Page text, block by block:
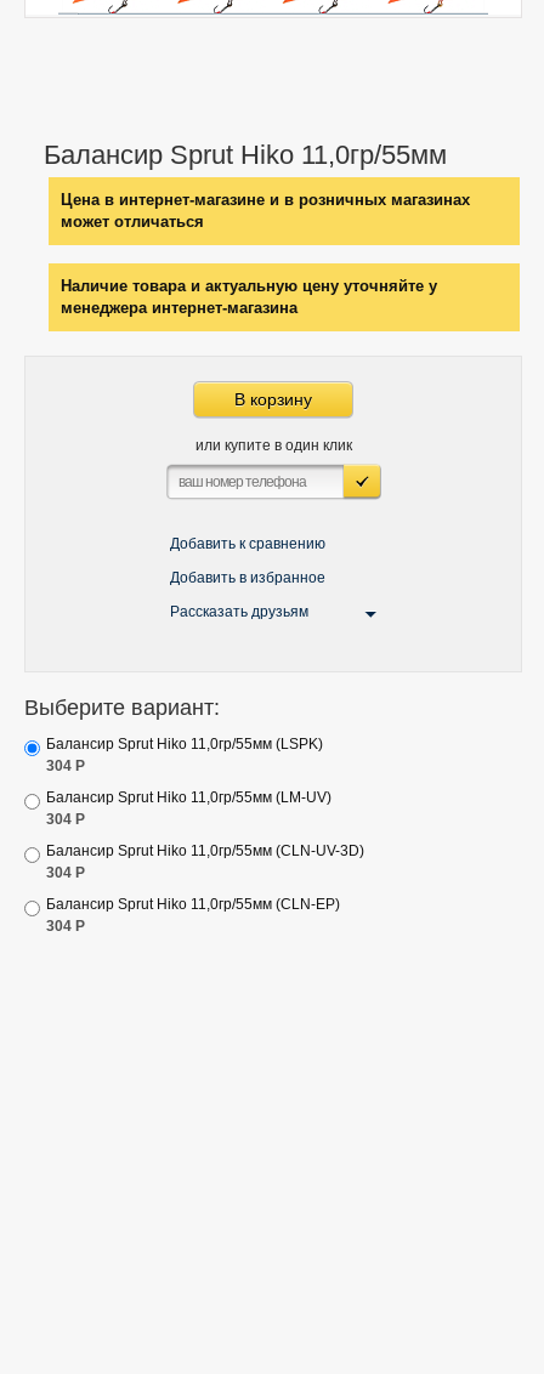
Балансир Sprut Hiko 11,0гр/55мм
Цена в интернет-магазине и в розничных магазинах
может отличаться
Наличие товара и актуальную цену уточняйте у
менеджера интернет-магазина
В корзину
или купите в один клик
Добавить к сравнению
Добавить в избранное
Рассказать друзьям
Выберите вариант:
Балансир Sprut Hiko 11,0гр/55мм (LSPK)
304 Р
Балансир Sprut Hiko 11,0гр/55мм (LM-UV)
304 Р
Балансир Sprut Hiko 11,0гр/55мм (CLN-UV-3D)
304 Р
Балансир Sprut Hiko 11,0гр/55мм (CLN-EP)
304 Р